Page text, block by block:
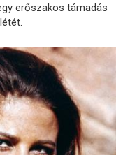
erőszakos támadás